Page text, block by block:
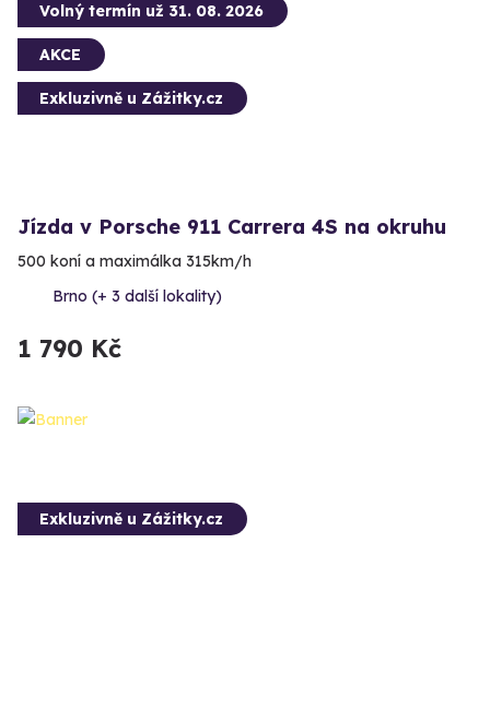
Volný termín už 31. 08. 2026
AKCE
Exkluzivně u Zážitky.cz
Jízda v Porsche 911 Carrera 4S na okruhu
500 koní a maximálka 315km/h
Brno (+ 3 další lokality)
1 790 Kč
Exkluzivně u Zážitky.cz